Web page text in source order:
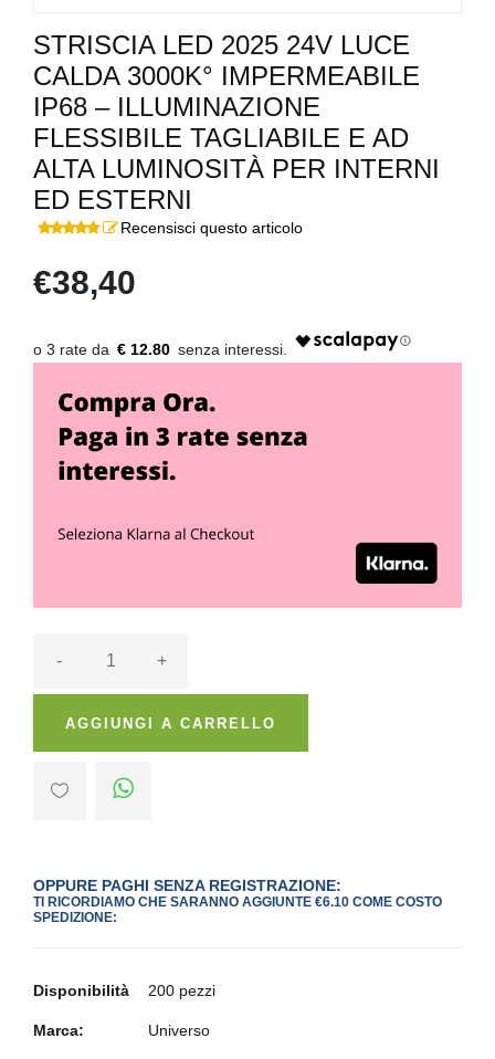
STRISCIA LED 2025 24V LUCE
CALDA 3000K° IMPERMEABILE
IP68 – ILLUMINAZIONE
FLESSIBILE TAGLIABILE E AD
ALTA LUMINOSITÀ PER INTERNI
ED ESTERNI
Recensisci questo articolo
€38,40
€ 12.80
- +
AGGIUNGI A CARRELLO
OPPURE PAGHI SENZA REGISTRAZIONE:
TI RICORDIAMO CHE SARANNO AGGIUNTE €6.10 COME COSTO
SPEDIZIONE:
Disponibilità 200 pezzi
Marca: Universo